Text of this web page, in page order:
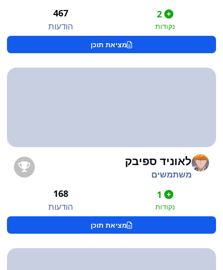
2
נקודות
467
הודעות
מציאת תוכן
לאוניד ספיבק
משתמשים
1
נקודות
168
הודעות
מציאת תוכן